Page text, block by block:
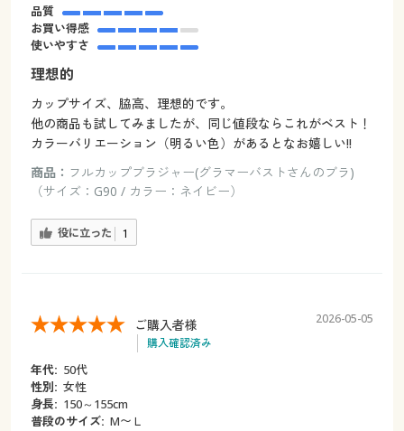
品質
お買い得感
使いやすさ
理想的
カップサイズ、脇高、理想的です。
他の商品も試してみましたが、同じ値段ならこれがベスト！
カラーバリエーション（明るい色）があるとなお嬉しい!!
商品： フルカップブラジャー(グラマーバストさんのブラ)
（サイズ：G90 / カラー：ネイビー）
役に立った 1
ご購入者様
購入確認済み
2026-05-05
年代: 50代
性別: 女性
身長: 150～155cm
普段のサイズ: M〜Ｌ